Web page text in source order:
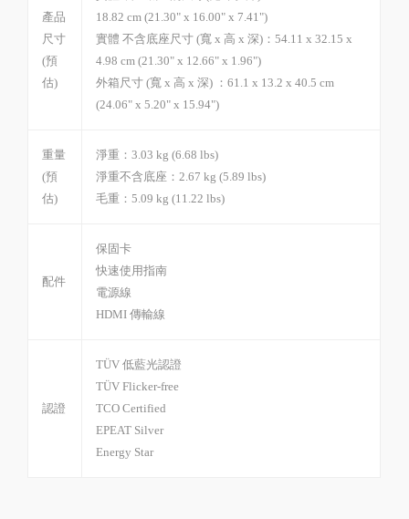
產品
尺寸
(預
估)
18.82 cm (21.30" x 16.00" x 7.41")
實體 不含底座尺寸 (寬 x 高 x 深)：54.11 x 32.15 x
4.98 cm (21.30" x 12.66" x 1.96")
外箱尺寸 (寬 x 高 x 深) ：61.1 x 13.2 x 40.5 cm
(24.06" x 5.20" x 15.94")
重量
(預
估)
淨重：3.03 kg (6.68 lbs)
淨重不含底座：2.67 kg (5.89 lbs)
毛重：5.09 kg (11.22 lbs)
配件
保固卡
快速使用指南
電源線
HDMI 傳輸線
認證
TÜV 低藍光認證
TÜV Flicker-free
TCO Certified
EPEAT Silver
Energy Star